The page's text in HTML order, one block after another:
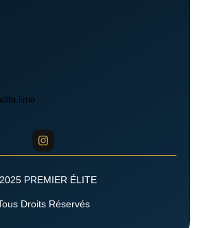
PREMIER ÉLITE
Droits Réservés